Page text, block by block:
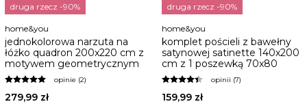
druga rzecz -90%
home&you
jednokolorowa narzuta na
łóżko quadron 200x220 cm z
motywem geometrycznym
opinie (2)
279,99 zł
druga rzecz -90%
home&you
komplet pościeli z bawełny
satynowej satinette 140x200
cm z 1 poszewką 70x80
opinii (7)
159,99 zł